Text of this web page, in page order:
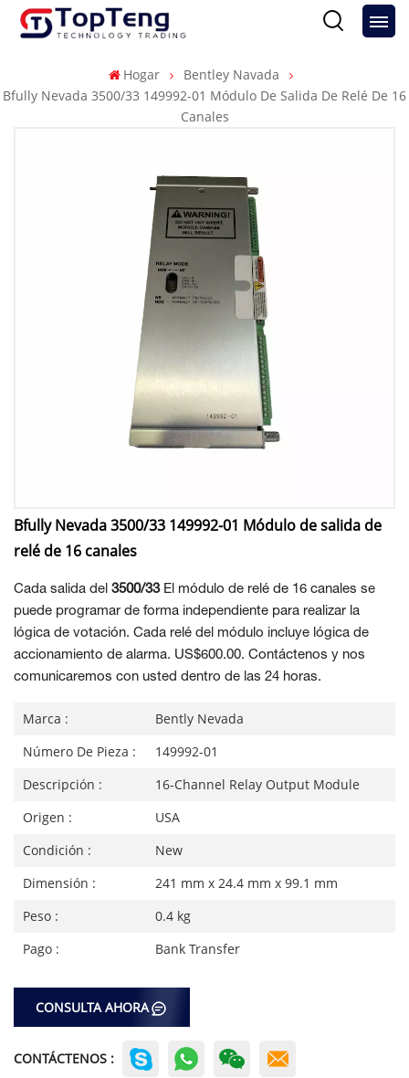
Hogar
Bentley Navada
Bfully Nevada 3500/33 149992-01 Módulo De Salida De Relé De 16
Canales
Bfully Nevada 3500/33 149992-01 Módulo de salida de
relé de 16 canales
Cada salida del 3500/33El módulo de relé de 16 canales se
puede programar de forma independiente para realizar la
lógica de votación. Cada relé del módulo incluye lógica de
accionamiento de alarma. US$600.00. Contáctenos y nos
comunicaremos con usted dentro de las 24 horas.
Marca :
Bently Nevada
Número De Pieza :
149992-01
Descripción :
16-Channel Relay Output Module
Origen :
USA
Condición :
New
Dimensión :
241 mm x 24.4 mm x 99.1 mm
Peso :
0.4 kg
Pago :
Bank Transfer
CONSULTA AHORA
CONTÁCTENOS :